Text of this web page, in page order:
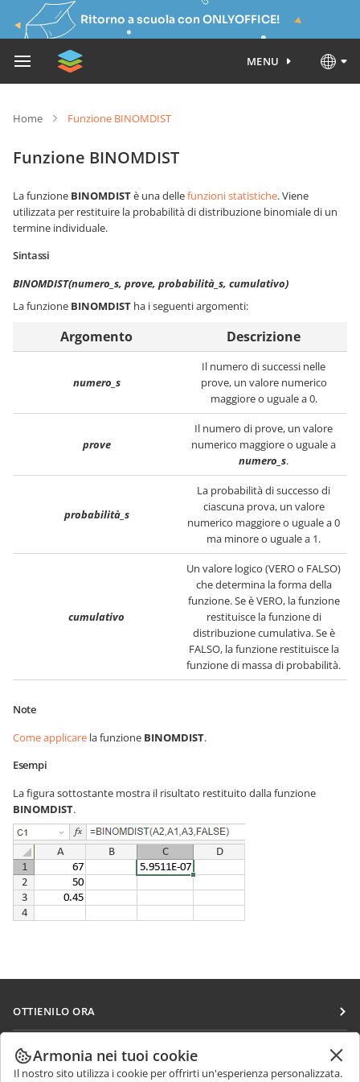
Ritorno a scuola con ONLYOFFICE!
MENU
Home Funzione BINOMDIST
Funzione BINOMDIST
La funzione BINOMDISTè una dellefunzioni statistiche. Viene
utilizzata per restituire la probabilità di distribuzione binomiale di un
termine individuale.
Sintassi
BINOMDIST(numero_s, prove, probabilità_s, cumulativo)
La funzione BINOMDIST ha i seguenti argomenti:
Argomento Descrizione
numero_s
Il numero di successi nelle
prove, un valore numerico
maggiore o uguale a 0.
prove
Il numero di prove, un valore
numerico maggiore o uguale a
numero_s.
probabilità_s
La probabilità di successo di
ciascuna prova, un valore
numerico maggiore o uguale a 0
ma minore o uguale a 1.
cumulativo
Un valore logico (VERO o FALSO)
che determina la forma della
funzione. Se è VERO, la funzione
restituisce la funzione di
distribuzione cumulativa. Se è
FALSO, la funzione restituisce la
funzione di massa di probabilità.
Note
Come applicare la funzione BINOMDIST.
Esempi
La figura sottostante mostra il risultato restituito dalla funzione
BINOMDIST.
OTTIENILO ORA
Docs
DocSpace
COLLABORA
Per i contributori
Armonia nei tuoi cookie
Il nostro sito utilizza i cookie per offrirti un'esperienza personalizzata.